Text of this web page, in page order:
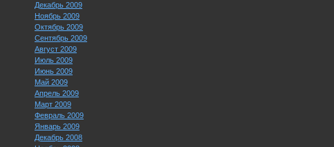
Декабрь 2009
Ноябрь 2009
Октябрь 2009
Сентябрь 2009
Август 2009
Июль 2009
Июнь 2009
Май 2009
Апрель 2009
Март 2009
Февраль 2009
Январь 2009
Декабрь 2008